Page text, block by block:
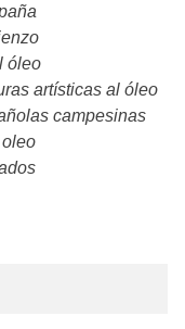
óleo
artísticas al óleo
campesinas